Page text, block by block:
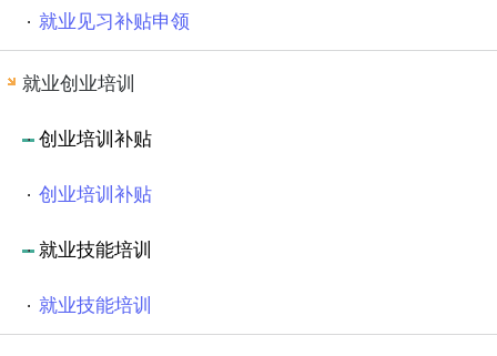
就业见习补贴申领
就业创业培训
创业培训补贴
创业培训补贴
就业技能培训
就业技能培训